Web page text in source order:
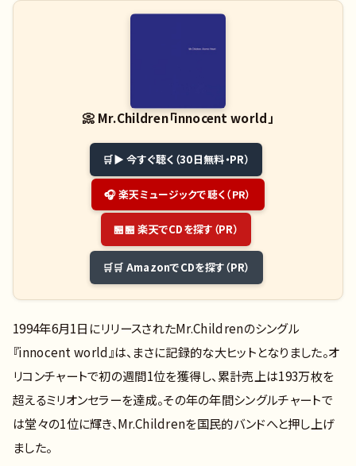
📀 Mr.Children「innocent world」
▶ 今すぐ聴く（30日無料・PR）
🎧 楽天ミュージックで聴く（PR）
🏪 楽天でCDを探す（PR）
🛒 AmazonでCDを探す（PR）
1994年6月1日にリリースされたMr.Childrenのシングル
『innocent world』は、まさに記録的な大ヒットとなりました。オ
リコンチャートで初の週間1位を獲得し、累計売上は193万枚を
超えるミリオンセラーを達成。その年の年間シングルチャートで
は堂々の1位に輝き、Mr.Childrenを国民的バンドへと押し上げ
ました。